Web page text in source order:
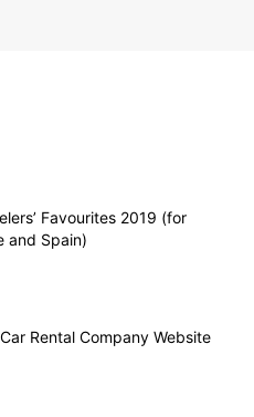
Favourites 2019 (for
and Spain)
Rental Company Website